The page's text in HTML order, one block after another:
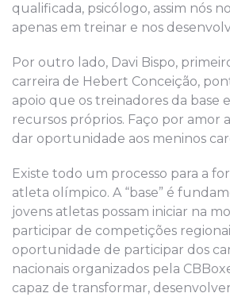
qualificada, psicólogo, assim nós
apenas em treinar e nos
Por outro lado, Davi Bispo,
carreira de Hebert Conceição,
apoio que os treinadores da base
recursos próprios. Faço por amor
dar oportunidade aos meninos
Existe todo um processo para a
atleta olímpico. A “base” é
jovens atletas possam iniciar na
participar de competições
oportunidade de participar dos
nacionais organizados pela
capaz de transformar,